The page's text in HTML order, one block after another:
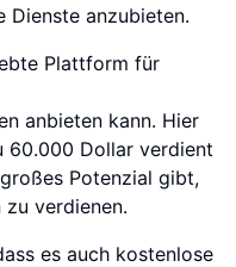
Dienste anzubieten.
Plattform für
anbieten kann. Hier
60.000 Dollar verdient
Potenzial gibt,
verdienen.
es auch kostenlose